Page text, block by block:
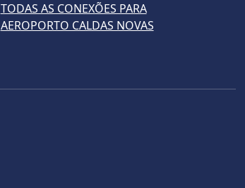
TODAS AS CONEXÕES PARA
AEROPORTO CALDAS NOVAS